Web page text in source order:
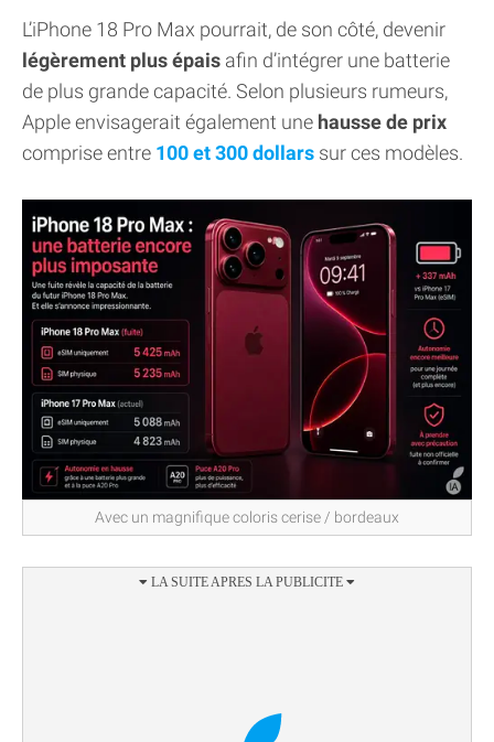
L’iPhone 18 Pro Max pourrait, de son côté, devenir
légèrement plus épais afin d’intégrer une batterie
de plus grande capacité. Selon plusieurs rumeurs,
Apple envisagerait également une hausse de prix
comprise entre 100 et 300 dollars sur ces modèles.
Avec un magnifique coloris cerise / bordeaux